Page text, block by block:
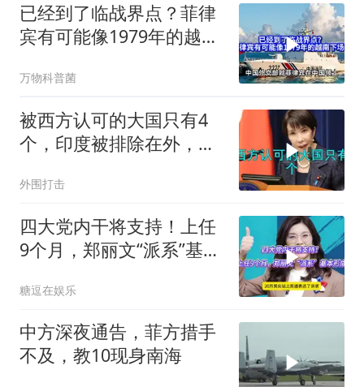
已经到了临战界点？菲律
宾有可能像1979年的越南
万物科普菌
被西方认可的大国只有4
个，印度被排除在外，为
外围打击
四大党内干将支持！上任
9个月，郑丽文“派系”基本
糖逗在娱乐
中方深夜通告，菲方措手
不及，教10现身南海